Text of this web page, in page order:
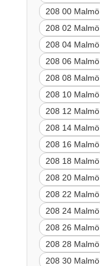
208 00 Malmö
208 02 Malmö
208 04 Malmö
208 06 Malmö
208 08 Malmö
208 10 Malmö
208 12 Malmö
208 14 Malmö
208 16 Malmö
208 18 Malmö
208 20 Malmö
208 22 Malmö
208 24 Malmö
208 26 Malmö
208 28 Malmö
208 30 Malmö